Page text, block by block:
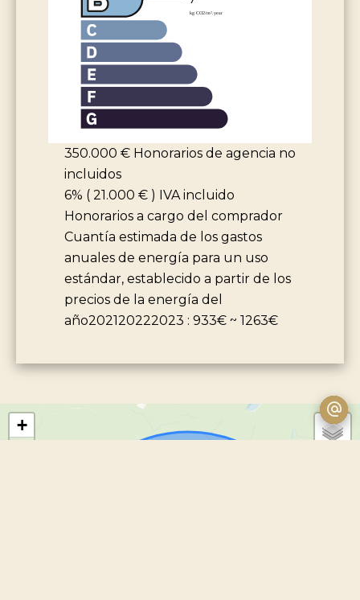
350.000 € Honorarios de agencia no
incluidos
6% ( 21.000 € ) IVA incluido
Honorarios a cargo del comprador
Cuantía estimada de los gastos
anuales de energía para un uso
estándar, establecido a partir de los
precios de la energía del
año202120222023 : 933€ ~ 1263€
+